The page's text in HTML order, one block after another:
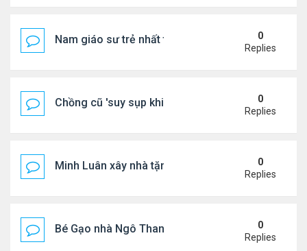
Nam giáo sư trẻ nhất thế giới ở tuổi 18
0
Replies
Chồng cũ 'suy sụp khi biết tin Nicole Kidman có
0
Replies
Minh Luân xây nhà tặng cha mẹ
0
Replies
Bé Gạo nhà Ngô Thanh Vân dễ thương trong tiệc
0
Replies